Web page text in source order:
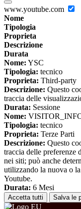
www.youtube.com
Nome
Tipologia
Proprieta
Descrizione
Durata
Nome: YSC
Tipologia: tecnico
Proprieta: Third-party
Descrizione: Questo
traccia delle
Durata: Sessione
Nome:
Tipologia: tecnico
Proprieta: Terze Parti
Descrizione: Questo
traccia delle preferenze
nei siti; può anche
utilizzando la nuova o
Youtube.
Durata: 6 Mesi
Accetta tutti Salva le